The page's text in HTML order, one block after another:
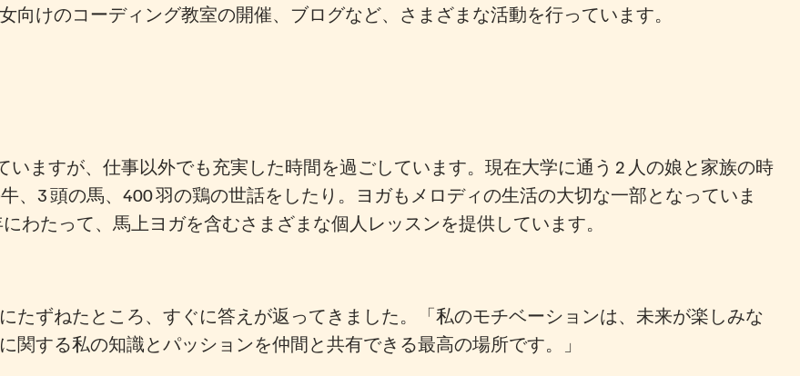
けのコーディング教室の開催、ブログなど、さまざまな活動を行っています。
ますが、仕事以外でも充実した時間を過ごしています。現在大学に通う 2 人の娘と家族の時
、3 頭の馬、400 羽の鶏の世話をしたり。ヨガもメロディの生活の大切な一部となっていま
わたって、馬上ヨガを含むさまざまな個人レッスンを提供しています。
たずねたところ、すぐに答えが返ってきました。「私のモチベーションは、未来が楽しみな
する私の知識とパッションを仲間と共有できる最高の場所です。」